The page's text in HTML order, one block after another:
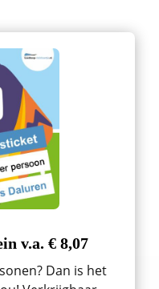
v.a. € 8,07
Dan is het